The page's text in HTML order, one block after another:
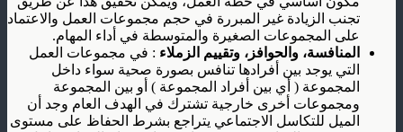
تجنب الزيادة غير المبررة في حجم مجموعات العمل والاعتماد
على المجموعات الصغيرة والمتوسطة في أداء المهام.
المنافسة، والحوافز، وتقييم الزملاء : في مجموعات العمل
التي يوجد بين أفرادها تنافس بصورة صحية سواء داخل
المجموعة ( أي بين أفراد المجموعة ) أو بين المجموعة
ومجموعات أخرى خارجية تشترك في الهدف العام وجد أن
الميل للتكاسل الاجتماعي يتراجع بشرط الحفاظ على مستوى